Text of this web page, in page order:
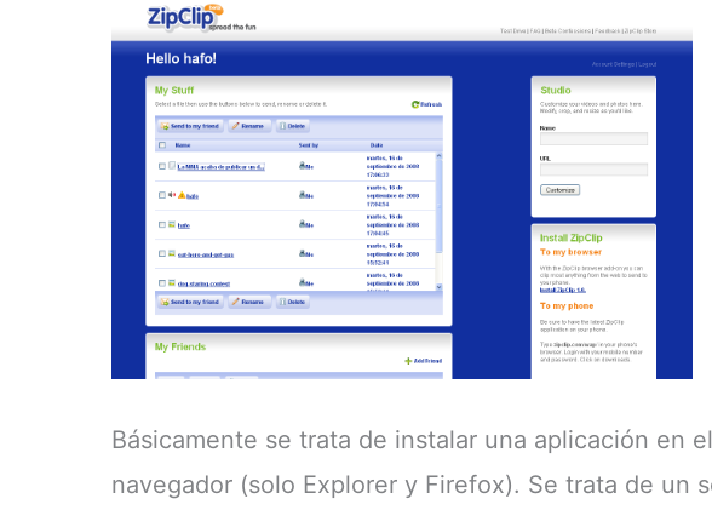
Básicamente se trata de instalar una aplicación en
navegador (solo Explorer y Firefox). Se trata de un